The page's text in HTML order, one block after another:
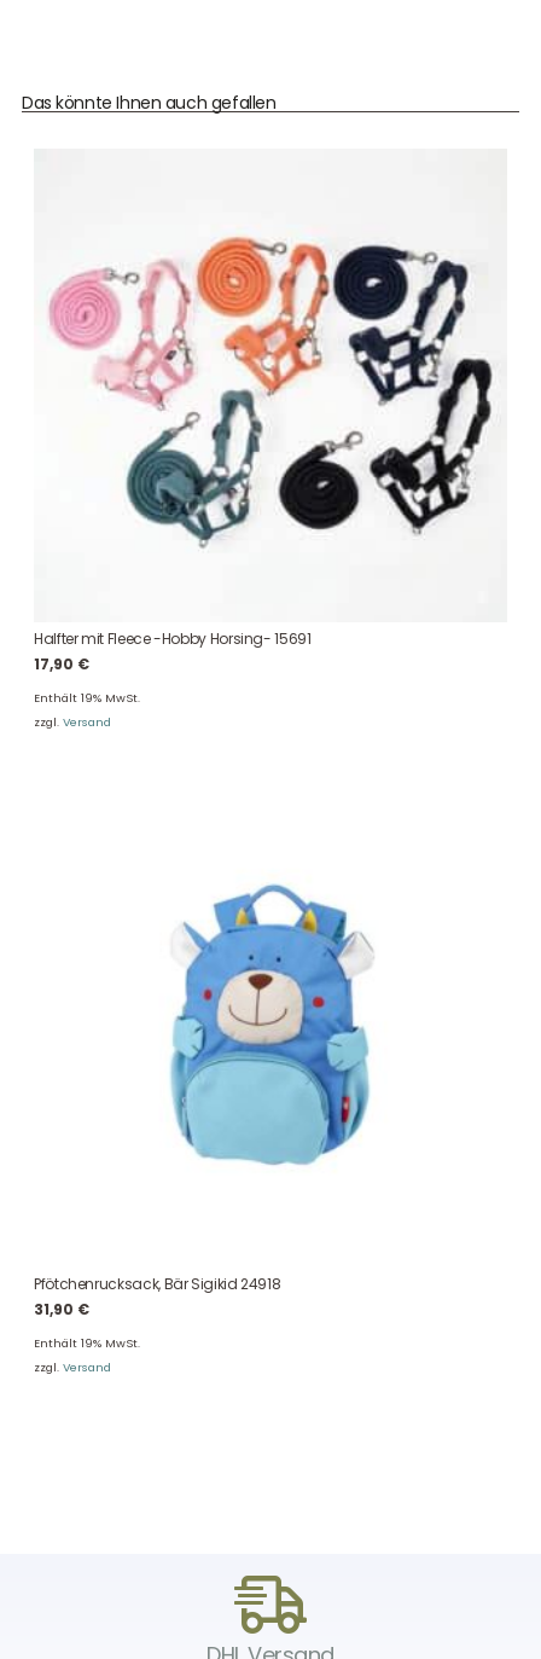
Das könnte Ihnen auch gefallen
Halfter mit Fleece -Hobby Horsing- 15691
17,90 €
Enthält 19% MwSt.
zzgl. Versand
Pfötchenrucksack, Bär Sigikid 24918
31,90 €
Enthält 19% MwSt.
zzgl. Versand